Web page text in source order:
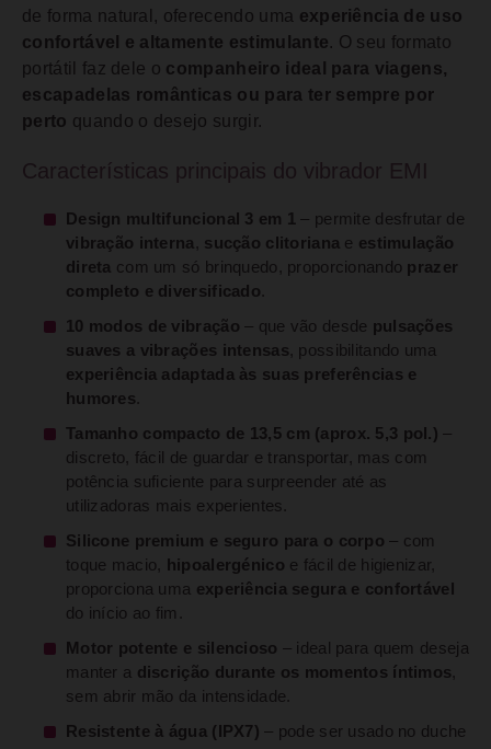
de forma natural, oferecendo uma experiência de uso
confortável e altamente estimulante. O seu formato
portátil faz dele o companheiro ideal para viagens,
escapadelas românticas ou para ter sempre por
perto quando o desejo surgir.
Características principais do vibrador EMI
Design multifuncional 3 em 1 – permite desfrutar de
vibração interna , sucção clitoriana e estimulação
direta com um só brinquedo, proporcionando prazer
completo e diversificado
10 modos de vibração – que vão desde pulsações
suaves a vibrações intensas, possibilitando uma
experiência adaptada às suas preferências e
humores
Tamanho compacto de 13,5 cm (aprox. 5,3 pol.) –
discreto, fácil de guardar e transportar, mas com
potência suficiente para surpreender até as
utilizadoras mais experientes.
Silicone premium e seguro para o corpo – com
toque macio,
hipoalergénico e fácil de higienizar,
proporciona uma experiência segura e confortável
do início ao fim.
Motor potente e silencioso – ideal para quem deseja
manter a discrição durante os momentos íntimos,
sem abrir mão da intensidade.
Resistente à água (IPX7) – pode ser usado no duche